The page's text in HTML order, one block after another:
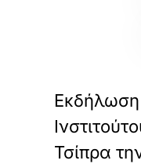
Εκδήλωση
Τσίπρα